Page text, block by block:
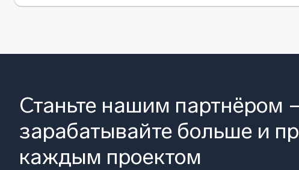
Станьте нашим партнёром
зарабатывайте больше и
каждым проектом